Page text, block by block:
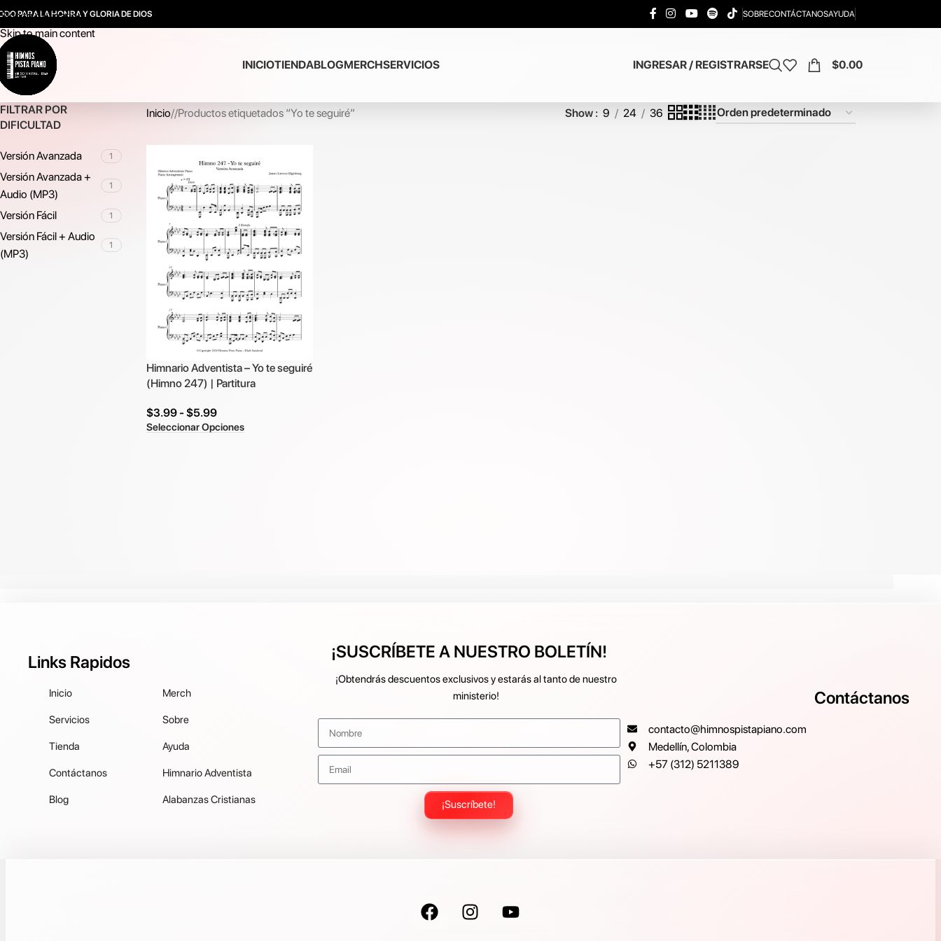
Skip to navigation
Skip to main content
PARA LA HONRA Y GLORIA DE DIOS SOBRECONTÁCTANOSAYUDA
INICIOTIENDABLOGMERCHSERVICIOS INGRESAR / REGISTRARSE $0.00
FILTRAR POR
DIFICULTAD
Versión Avanzada 1
Versión Avanzada +
Audio (MP3)
1
Versión Fácil 1
Versión Fácil + Audio
(MP3)
1
Inicio/ Productos etiquetados “Yo te seguiré” Show 9 24 36
Himnario Adventista – Yo te seguiré
(Himno 247) | Partitura
$3.99 - $5.99
Seleccionar Opciones
Links Rapidos
Inicio
Servicios
Tienda
Contáctanos
Blog
Merch
Sobre
Ayuda
Himnario Adventista
Alabanzas Cristianas
¡SUSCRÍBETE A NUESTRO BOLETÍN!
¡Obtendrás descuentos exclusivos y estarás al tanto de nuestro
ministerio!
¡Suscríbete!
Contáctanos
contacto@himnospistapiano.com
Medellín, Colombia
+57 (312) 5211389